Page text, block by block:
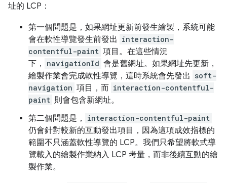
址的 LCP：
第一個問題是，如果網址更新前發生繪製，系統可能
會在軟性導覽發生前發出 interaction-
contentful-paint 項目。在這些情況
下，
navigationId 會是舊網址。如果網址先更新，
繪製作業會完成軟性導覽，這時系統會先發出 soft-
navigation 項目，而 interaction-contentful-
paint 則會包含新網址。
第二個問題是，
interaction-contentful-paint
仍會針對較新的互動發出項目，因為這項成效指標的
範圍不只涵蓋軟性導覽的 LCP。我們只希望將軟式導
覽載入的繪製作業納入 LCP 考量，而非後續互動的繪
製作業。